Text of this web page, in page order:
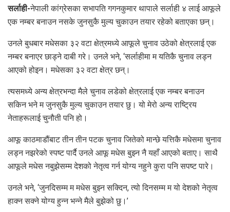
सर्लाही-नेपाली कांग्रेसका सभापति गगनकुमार थापाले सर्लाही ४ लाई आफूले
एक नम्बर बनाउन नसके जुनसुकै मुल्य चुकाउन तयार रहेको बताएका छन्।
उनले बुधबार मधेसका ३२ वटा क्षेत्रमध्ये आफूले चुनाव उठेको क्षेत्रलाई एक
नम्बर बनाएर छाड्ने दाबी गरे। उनले भने, ‘सर्लाहीमा म यतिकै चुनाव लड्न
आएको होइन। मधेसका ३२ वटा क्षेत्र छन्।
त्यसमध्ये अन्य क्षेत्रभन्दा मैले चुनाव लडेको क्षेत्रलाई एक नम्बर बनाउन
सकिन भने म जुनसुकै मुल्य चुकाउन तयार छु। यो मेरो अन्य राष्ट्रिय
नेताहरूलाई चुनौती पनि हो।
आफू काठमाडौंबाट तीन तीन पटक चुनाव जितेको मान्छे यत्तिकै मधेसमा चुनाव
लड्न नझरेको स्पष्ट पार्दै उनले आफू मधेस बुझ्न नै यहाँ आएको बताए। साथै
आफूले मधेस नबुझेसम्म देशको नेतृत्व गर्न योग्य नहुने कुरा पनि सपष्ट पारे।
उनले भने, ‘जुनदिसम्म म मधेस बुझ्न सक्दिन, त्यो दिनसम्म म यो देशको नेतृत्व
हाक्न सक्ने योग्य हुन्न भन्ने मैले बुझेको छु।’